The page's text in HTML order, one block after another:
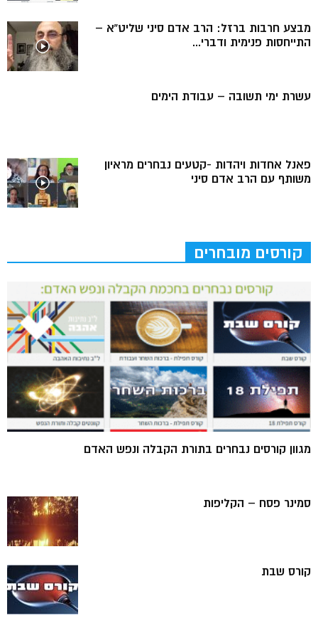
מבצע חרבות ברזל: הרב אדם סיני שליט”א –
התייחסות פנימית ודברי...
עשרת ימי תשובה – עבודת הימים
פאנל אחדות ויהדות -קטעים נבחרים מראיון
משותף עם הרב אדם סיני
קורסים מובחרים
מגוון קורסים נבחרים בתורת הקבלה ונפש האדם
סמינר פסח – הקליפות
קורס שבת